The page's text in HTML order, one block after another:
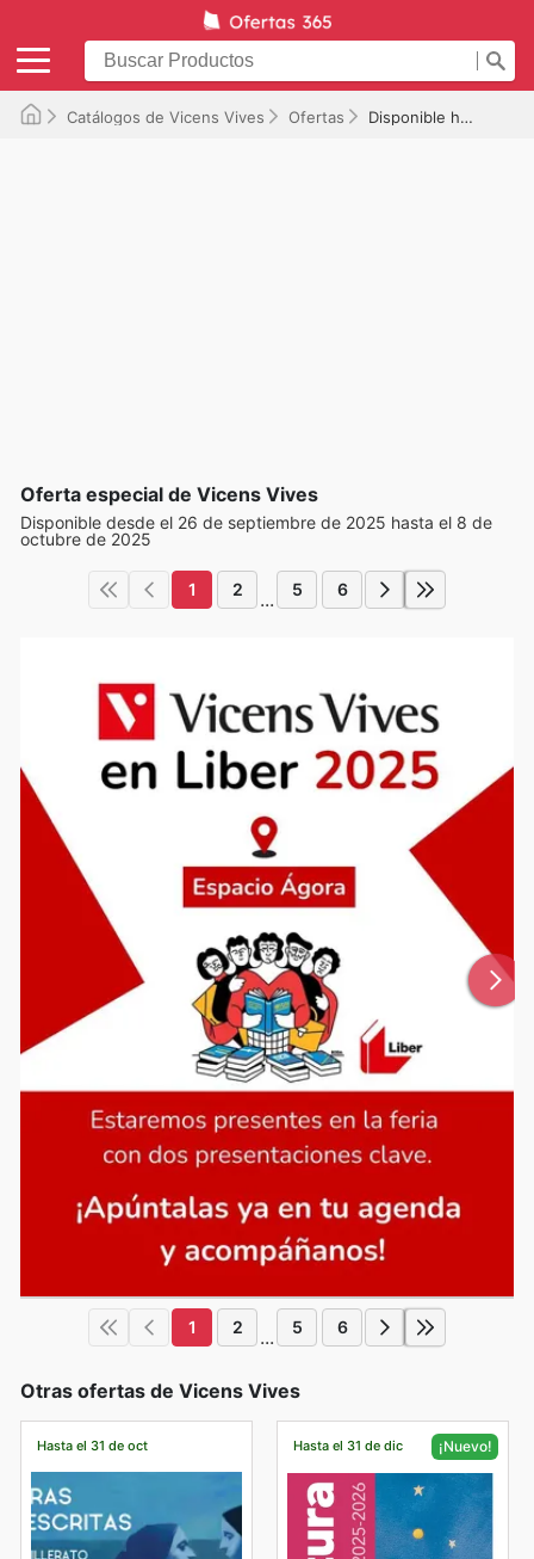
Catálogos de Vicens Vives Ofertas Disponible hasta el 08/10/2025
Oferta especial de Vicens Vives
Disponible desde el 26 de septiembre de 2025 hasta el 8 de
octubre de 2025
1 2 ... 5 6
1 2 ... 5 6
Otras ofertas de Vicens Vives
Hasta el 31 de oct Hasta el 31 de dic ¡Nuevo!